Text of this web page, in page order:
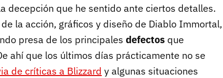
decepción que he sentido ante ciertos detalles.
la acción, gráficos y diseño de Diablo Immortal,
presa de los principales defectos que
ahí que los últimos días prácticamente no se
de críticas a Blizzard y algunas situaciones